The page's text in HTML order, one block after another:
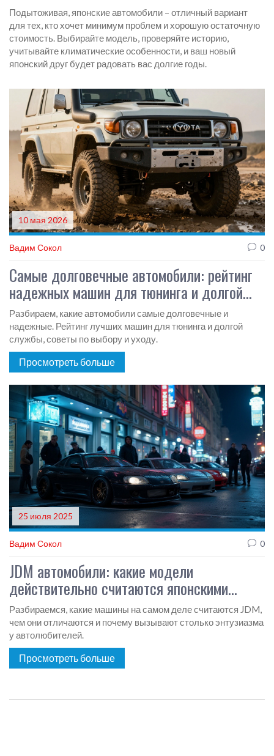
Подытоживая, японские автомобили – отличный вариант
для тех, кто хочет минимум проблем и хорошую остаточную
стоимость. Выбирайте модель, проверяйте историю,
учитывайте климатические особенности, и ваш новый
японский друг будет радовать вас долгие годы.
10 мая 2026
Вадим Сокол 0
Самые долговечные автомобили: рейтинг
надежных машин для тюнинга и долгой
службы
Разбираем, какие автомобили самые долговечные и
надежные. Рейтинг лучших машин для тюнинга и долгой
службы, советы по выбору и уходу.
Просмотреть больше
25 июля 2025
Вадим Сокол 0
JDM автомобили: какие модели
действительно считаются японскими
праворульными легендами
Разбираемся, какие машины на самом деле считаются JDM,
чем они отличаются и почему вызывают столько энтузиазма
у автолюбителей.
Просмотреть больше